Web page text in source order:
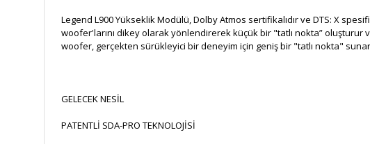
Legend L900 Yükseklik Modülü, Dolby Atmos sertifikalıdır ve DTS: X
woofer'larını dikey olarak yönlendirerek küçük bir "tatlı nokta”
woofer, gerçekten sürükleyici bir deneyim için geniş bir "tatlı nokta"
GELECEK NESİL
PATENTLİ SDA-PRO TEKNOLOJİSİ